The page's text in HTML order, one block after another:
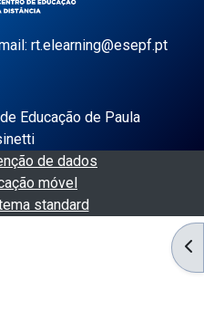
rt.elearning@esepf.pt
Educação de Paula
de dados
móvel
standard